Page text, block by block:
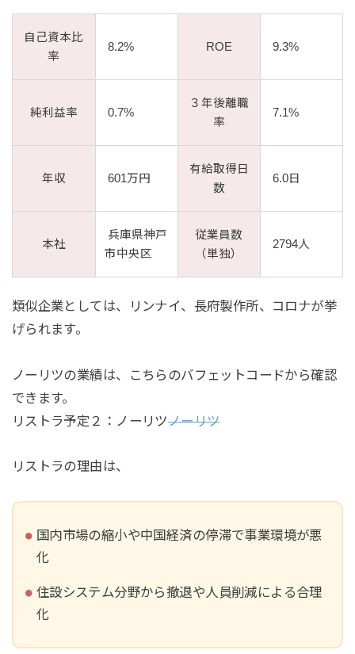
自己資本比
率
8.2% ROE 9.3%
純利益率 0.7%
３年後離職
率
7.1%
年収 601万円
有給取得日
数
6.0日
本社
兵庫県神戸
市中央区
従業員数
（単独）
2794人
類似企業としては、リンナイ、長府製作所、コロナが挙
げられます。
ノーリツの業績は、こちらのバフェットコードから確認
できます。
リストラ予定２：ノーリツノーリツ
リストラの理由は、
国内市場の縮小や中国経済の停滞で事業環境が悪
化
住設システム分野から撤退や人員削減による合理
化